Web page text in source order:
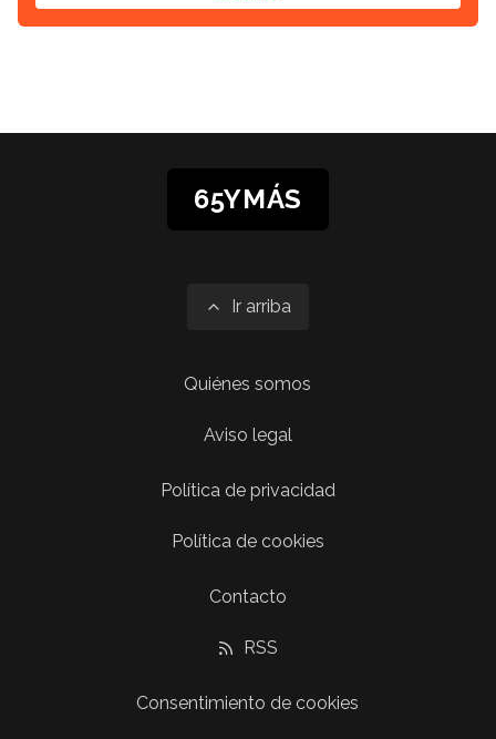
65YMÁS
Ir arriba
Quiénes somos
Aviso legal
Política de privacidad
Política de cookies
Contacto
RSS
Consentimiento de cookies